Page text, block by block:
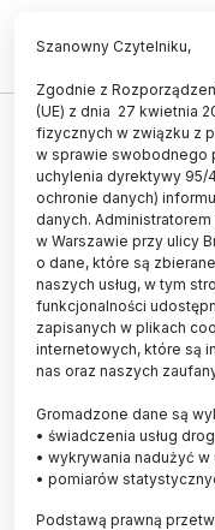
ŚWIAT
Utrata
długo
14.06.2026
aktualizacja:
3 minuty czytania
Szanowny Czytelniku,
Zgodnie z
(UE) z dnia 27 kwietnia
fizycznych w związku z
w sprawie swobodnego
uchylenia dyrektywy 95/
ochronie danych)
danych.
w Warszawie przy ulicy
o dane, które są
naszych usług, w tym
funkcjonalności
zapisanych w plikach
internetowych, które są
nas oraz naszych
Gromadzone dane są
• świadczenia usług
• wykrywania nadużyć w
• pomiarów
Podstawą prawną